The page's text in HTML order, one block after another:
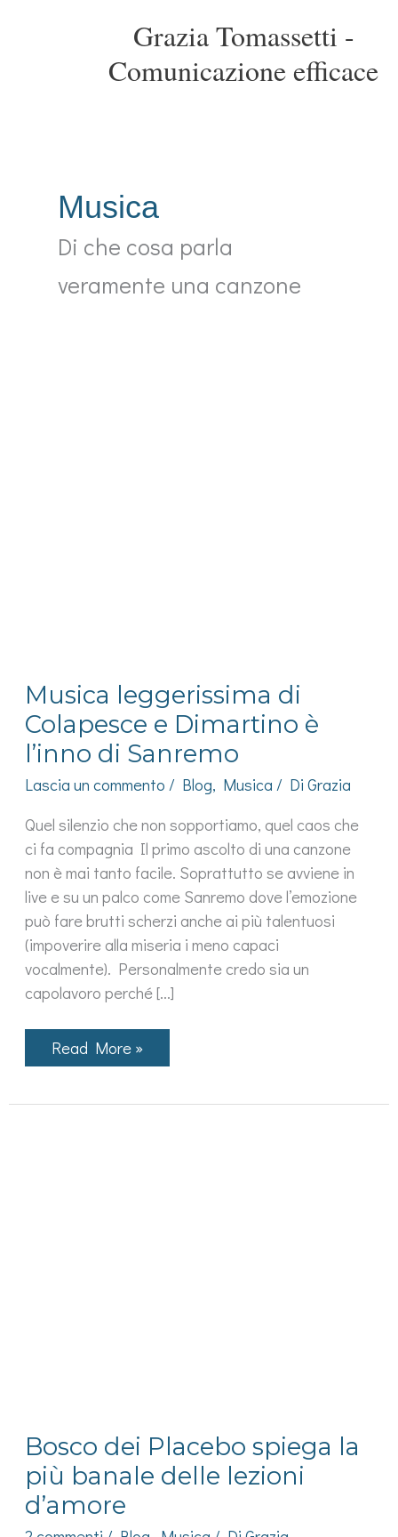
Grazia Tomassetti -
Comunicazione efficace
Musica
Di che cosa parla
veramente una canzone
Musica leggerissima di
Colapesce e Dimartino è
l’inno di Sanremo
Lascia un commento / Blog, Musica / DiGrazia
Quel silenzio che non sopportiamo, quel caos che
ci fa compagnia Il primo ascolto di una canzone
non è mai tanto facile. Soprattutto se avviene in
live e su un palco come Sanremo dove l’emozione
può fare brutti scherzi anche ai più talentuosi
(impoverire alla miseria i meno capaci
vocalmente). Personalmente credo sia un
capolavoro perché […]
Musica
leggerissima
e
Read More »
Bosco dei Placebo spiega la
più banale delle lezioni
d’amore